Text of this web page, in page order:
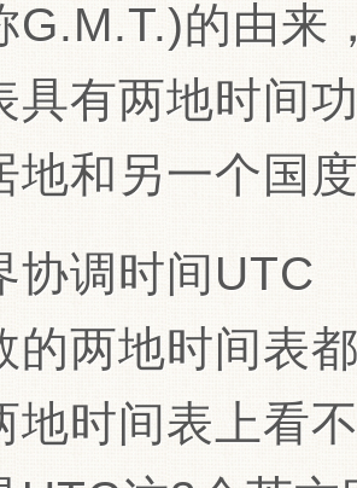
G.M.T.)的由来
具有两地时间
地和另一个国
协调时间UTC
的两地时间表
地时间表上看